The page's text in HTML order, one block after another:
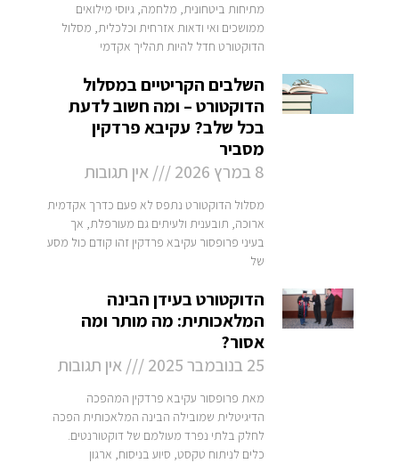
מתיחות ביטחונית, מלחמה, גיוסי מילואים
ממושכים ואי ודאות אזרחית וכלכלית, מסלול
הדוקטורט חדל להיות תהליך אקדמי
השלבים הקריטיים במסלול
הדוקטורט – ומה חשוב לדעת
בכל שלב? עקיבא פרדקין
מסביר
8 במרץ 2026
אין תגובות
מסלול הדוקטורט נתפס לא פעם כדרך אקדמית
ארוכה, תובענית ולעיתים גם מעורפלת, אך
בעיני פרופסור עקיבא פרדקין זהו קודם כול מסע
של
הדוקטורט בעידן הבינה
המלאכותית: מה מותר ומה
אסור?
25 בנובמבר 2025
אין תגובות
מאת פרופסור עקיבא פרדקין המהפכה
הדיגיטלית שמובילה הבינה המלאכותית הפכה
לחלק בלתי נפרד מעולמם של דוקטורנטים.
כלים לניתוח טקסט, סיוע בניסוח, ארגון